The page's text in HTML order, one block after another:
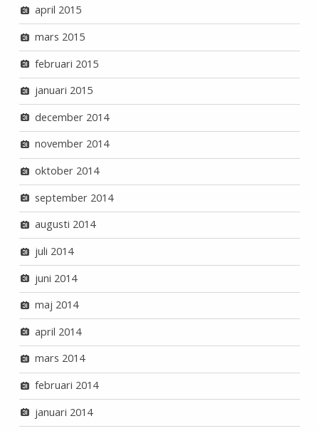
april 2015
mars 2015
februari 2015
januari 2015
december 2014
november 2014
oktober 2014
september 2014
augusti 2014
juli 2014
juni 2014
maj 2014
april 2014
mars 2014
februari 2014
januari 2014